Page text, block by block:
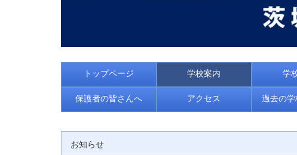
トップページ 学校案内 学
保護者の皆さんへ アクセス 過去の
お知らせ